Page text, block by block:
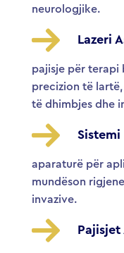
neurologjike.
Lazeri
pajisje për terapi
precizion të
të dhimbjes dhe
Sistemi
aparaturë për
mundëson
invazive.